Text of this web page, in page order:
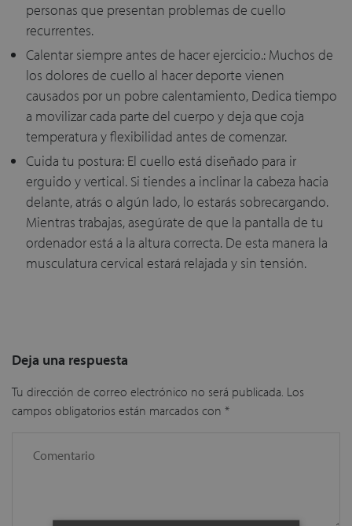
personas que presentan problemas de cuello
recurrentes.
Calentar siempre antes de hacer ejercicio.: Muchos de
los dolores de cuello al hacer deporte vienen
causados por un pobre calentamiento, Dedica tiempo
a movilizar cada parte del cuerpo y deja que coja
temperatura y flexibilidad antes de comenzar.
Cuida tu postura: El cuello está diseñado para ir
erguido y vertical. Si tiendes a inclinar la cabeza hacia
delante, atrás o algún lado, lo estarás sobrecargando.
Mientras trabajas, asegúrate de que la pantalla de tu
ordenador está a la altura correcta. De esta manera la
musculatura cervical estará relajada y sin tensión.
Deja una respuesta
Tu dirección de correo electrónico no será publicada. Los
campos obligatorios están marcados con *